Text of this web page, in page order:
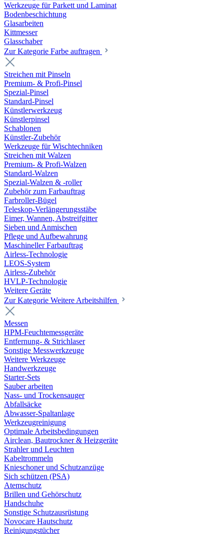
Werkzeuge für Parkett und Laminat
Bodenbeschichtung
Glasarbeiten
Kittmesser
Glasschaber
Zur Kategorie Farbe auftragen
Streichen mit Pinseln
Premium- & Profi-Pinsel
Spezial-Pinsel
Standard-Pinsel
Künstlerwerkzeug
Künstlerpinsel
Schablonen
Künstler-Zubehör
Werkzeuge für Wischtechniken
Streichen mit Walzen
Premium- & Profi-Walzen
Standard-Walzen
Spezial-Walzen & -roller
Zubehör zum Farbauftrag
Farbroller-Bügel
Teleskop-Verlängerungsstäbe
Eimer, Wannen, Abstreifgitter
Sieben und Anmischen
Pflege und Aufbewahrung
Maschineller Farbauftrag
Airless-Technologie
LEOS-System
Airless-Zubehör
HVLP-Technologie
Weitere Geräte
Zur Kategorie Weitere Arbeitshilfen
Messen
HPM-Feuchtemessgeräte
Entfernung- & Strichlaser
Sonstige Messwerkzeuge
Weitere Werkzeuge
Handwerkzeuge
Starter-Sets
Sauber arbeiten
Nass- und Trockensauger
Abfallsäcke
Abwasser-Spaltanlage
Werkzeugreinigung
Optimale Arbeitsbedingungen
Airclean, Bautrockner & Heizgeräte
Strahler und Leuchten
Kabeltrommeln
Knieschoner und Schutzanzüge
Sich schützen (PSA)
Atemschutz
Brillen und Gehörschutz
Handschuhe
Sonstige Schutzausrüstung
Novocare Hautschutz
Reinigungstücher